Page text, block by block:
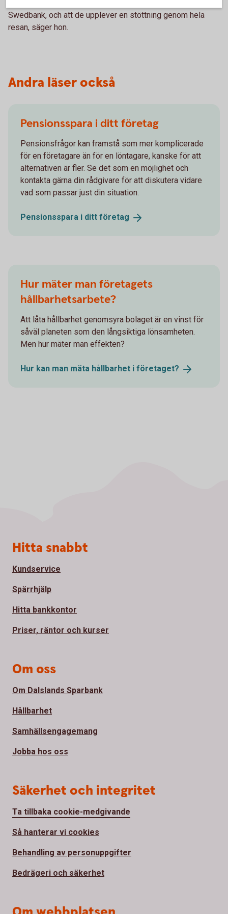
Swedbank, och att de upplever en stöttning genom hela
resan, säger hon.
Andra läser också
Pensionsspara i ditt företag
Pensionsfrågor kan framstå som mer komplicerade
för en företagare än för en löntagare, kanske för att
alternativen är fler. Se det som en möjlighet och
kontakta gärna din rådgivare för att diskutera vidare
vad som passar just din situation.
Pensionsspara i ditt företag
Hur mäter man företagets
hållbarhetsarbete?
Att låta hållbarhet genomsyra bolaget är en vinst för
såväl planeten som den långsiktiga lönsamheten.
Men hur mäter man effekten?
Hur kan man mäta hållbarhet i företaget?
Sidfot
Hitta snabbt
Kundservice
Spärrhjälp
Hitta bankkontor
Priser, räntor och kurser
Om oss
Om Dalslands Sparbank
Hållbarhet
Samhällsengagemang
Jobba hos oss
Säkerhet och integritet
Ta tillbaka cookie-medgivande
Så hanterar vi cookies
Behandling av personuppgifter
Bedrägeri och säkerhet